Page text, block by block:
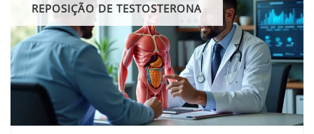
REPOSIÇÃO DE TESTOSTERONA